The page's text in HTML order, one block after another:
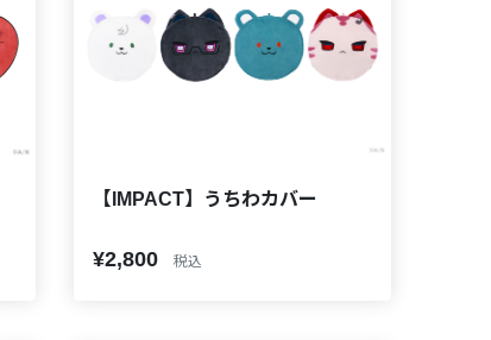
【IMPACT】うちわカバー
¥2,800 税込